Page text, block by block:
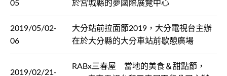
05 於宮城縣的夢國際展覽中心
2019/05/02-
06
大分站前拉面節2019，大分電視台主辦
在於大分縣的大分車站前歇憩廣場
2019/02/21-
RABx三春屋 當地的美食＆甜點節，